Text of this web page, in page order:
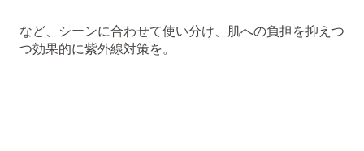
など、シーンに合わせて使い分け、肌への負担を抑えつ
つ効果的に紫外線対策を。